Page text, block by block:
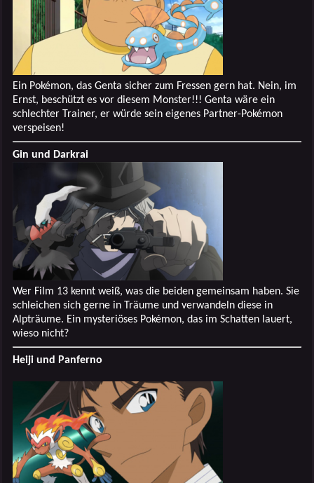
Ein Pokémon, das Genta sicher zum Fressen gern hat. Nein, im
Ernst, beschützt es vor diesem Monster!!! Genta wäre ein
schlechter Trainer, er würde sein eigenes Partner-Pokémon
verspeisen!
Gin und Darkrai
Wer Film 13 kennt weiß, was die beiden gemeinsam haben. Sie
schleichen sich gerne in Träume und verwandeln diese in
Alpträume. Ein mysteriöses Pokémon, das im Schatten lauert,
wieso nicht?
Heiji und Panferno